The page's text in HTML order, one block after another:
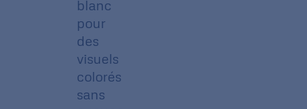
blanc
pour
des
visuels
colorés
sans